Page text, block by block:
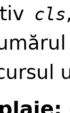
cls